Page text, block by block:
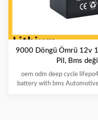
9000 Döngü Ömrü 12v
Pil, Bms
oem odm deep cycle
battery with bms
designed to do just that.